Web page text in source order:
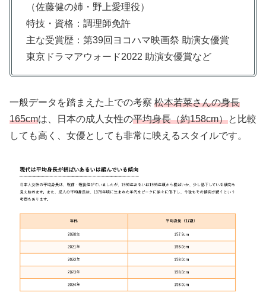
（佐藤健の姉・野上愛理役）
特技・資格：調理師免許
主な受賞歴：第39回ヨコハマ映画祭 助演女優賞
東京ドラマアウォード2022 助演女優賞など
一般データを踏まえた上での考察 松本若菜さんの身長
165cmは、日本の成人女性の平均身長（約158cm）と比較
しても高く、女優としても非常に映えるスタイルです。